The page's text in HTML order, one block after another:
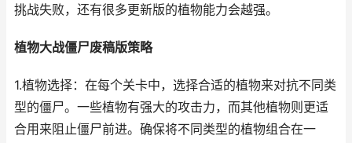
挑战失败，还有很多更新版的植物能力会越强。
植物大战僵尸废稿版策略
1.植物选择：在每个关卡中，选择合适的植物来对抗不同类
型的僵尸。一些植物有强大的攻击力，而其他植物则更适
合用来阻止僵尸前进。确保将不同类型的植物组合在一